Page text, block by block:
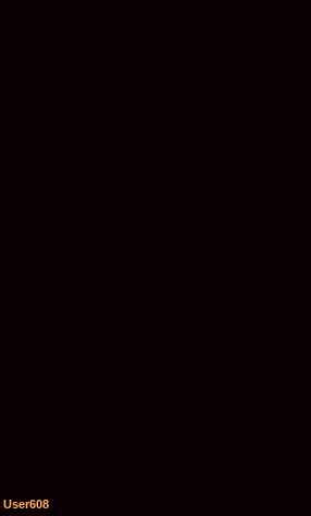
User608